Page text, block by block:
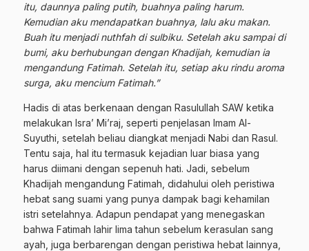
itu, daunnya paling putih, buahnya paling harum.
Kemudian aku mendapatkan buahnya, lalu aku makan.
Buah itu menjadi nuthfah di sulbiku. Setelah aku sampai di
bumi, aku berhubungan dengan Khadijah, kemudian ia
mengandung Fatimah. Setelah itu, setiap aku rindu aroma
surga, aku mencium Fatimah.”
Hadis di atas berkenaan dengan Rasulullah SAW ketika
melakukan Isra’ Mi’raj, seperti penjelasan Imam Al-
Suyuthi, setelah beliau diangkat menjadi Nabi dan Rasul.
Tentu saja, hal itu termasuk kejadian luar biasa yang
harus diimani dengan sepenuh hati. Jadi, sebelum
Khadijah mengandung Fatimah, didahului oleh peristiwa
hebat sang suami yang punya dampak bagi kehamilan
istri setelahnya. Adapun pendapat yang menegaskan
bahwa Fatimah lahir lima tahun sebelum kerasulan sang
ayah, juga berbarengan dengan peristiwa hebat lainnya,